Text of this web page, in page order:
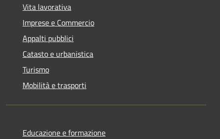
Vita lavorativa
Imprese e Commercio
Appalti pubblici
Catasto e urbanistica
Turismo
Mobilità e trasporti
Educazione e formazione